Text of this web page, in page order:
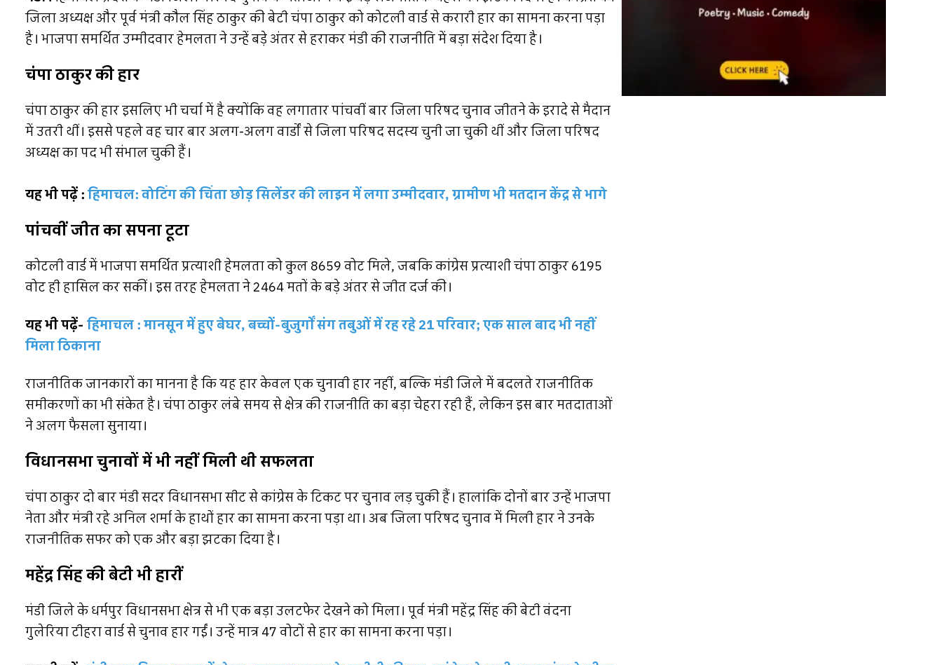
जिला अध्यक्ष और पूर्व मंत्री कौल सिंह ठाकुर की बेटी चंपा ठाकुर को कोटली वार्ड से करारी हार का सामना करना पड़ा
है। भाजपा समर्थित उम्मीदवार हेमलता ने उन्हें बड़े अंतर से हराकर मंडी की राजनीति में बड़ा संदेश दिया है।
चंपा ठाकुर की हार
चंपा ठाकुर की हार इसलिए भी चर्चा में है क्योंकि वह लगातार पांचवीं बार जिला परिषद चुनाव जीतने के इरादे से मैदान
में उतरी थीं। इससे पहले वह चार बार अलग-अलग वार्डों से जिला परिषद सदस्य चुनी जा चुकी थीं और जिला परिषद
अध्यक्ष का पद भी संभाल चुकी हैं।
यह भी पढ़ें :हिमाचल: वोटिंग की चिंता छोड़ सिलेंडर की लाइन में लगा उम्मीदवार, ग्रामीण भी मतदान केंद्र से भागे
पांचवीं जीत का सपना टूटा
कोटली वार्ड में भाजपा समर्थित प्रत्याशी हेमलता को कुल 8659 वोट मिले, जबकि कांग्रेस प्रत्याशी चंपा ठाकुर 6195
वोट ही हासिल कर सकीं। इस तरह हेमलता ने 2464 मतों के बड़े अंतर से जीत दर्ज की।
यह भी पढ़ें- हिमाचल : मानसून में हुए बेघर, बच्चों-बुजुर्गों संग तबुओं में रह रहे 21 परिवार; एक साल बाद भी नहीं
मिला ठिकाना
राजनीतिक जानकारों का मानना है कि यह हार केवल एक चुनावी हार नहीं, बल्कि मंडी जिले में बदलते राजनीतिक
समीकरणों का भी संकेत है। चंपा ठाकुर लंबे समय से क्षेत्र की राजनीति का बड़ा चेहरा रही हैं, लेकिन इस बार मतदाताओं
ने अलग फैसला सुनाया।
विधानसभा चुनावों में भी नहीं मिली थी सफलता
चंपा ठाकुर दो बार मंडी सदर विधानसभा सीट से कांग्रेस के टिकट पर चुनाव लड़ चुकी हैं। हालांकि दोनों बार उन्हें भाजपा
नेता और मंत्री रहे अनिल शर्मा के हाथों हार का सामना करना पड़ा था। अब जिला परिषद चुनाव में मिली हार ने उनके
राजनीतिक सफर को एक और बड़ा झटका दिया है।
महेंद्र सिंह की बेटी भी हारीं
मंडी जिले के धर्मपुर विधानसभा क्षेत्र से भी एक बड़ा उलटफेर देखने को मिला। पूर्व मंत्री महेंद्र सिंह की बेटी वंदना
गुलेरिया टीहरा वार्ड से चुनाव हार गईं। उन्हें मात्र 47 वोटों से हार का सामना करना पड़ा।